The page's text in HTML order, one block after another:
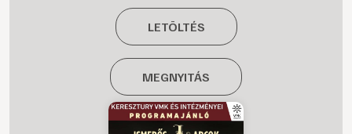
LETÖLTÉS
MEGNYITÁS